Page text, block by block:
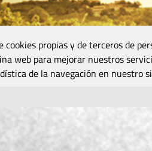
propias y de terceros de
web para mejorar nuestros
de la navegación en nuestro